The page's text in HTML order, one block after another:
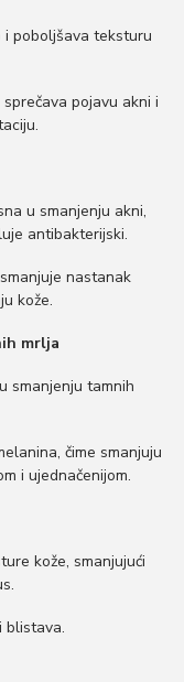
poboljšava teksturu
pojavu akni i
u smanjenju akni,
antibakterijski.
nastanak
kože.
mrlja
smanjenju tamnih
čime smanjuju
i ujednačenijom.
kože, smanjujući
blistava.